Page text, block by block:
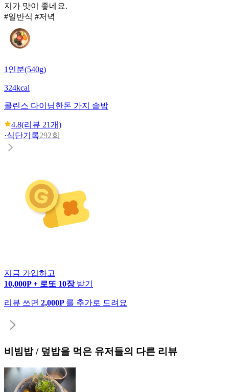
지가 맛이 좋네요.
#일반식 #저녁
1인분(540g)
324kcal
콜린스 다이닝한돈 가지 솥밥
4.8(리뷰 21개)
·식단기록292회
지금 가입하고
10,000P + 로또 10장 받기
리뷰 쓰면 2,000P 를 추가로 드려요
비빔밥 / 덮밥을 먹은 유저들의 다른 리뷰